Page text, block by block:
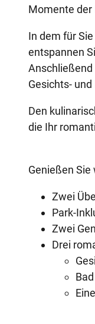
Momente der
In dem für
entspannen
Anschließend
Gesichts-
Den
die Ihr
Genießen
Zwei
Park-
Zwei
Drei